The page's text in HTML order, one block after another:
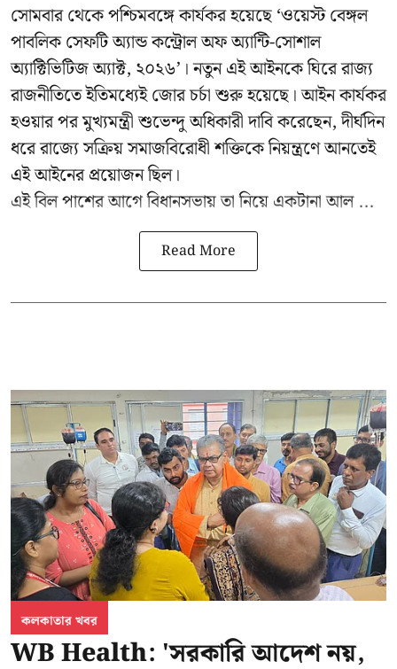
সোমবার থেকে পশ্চিমবঙ্গে কার্যকর হয়েছে ‘ওয়েস্ট বেঙ্গল
পাবলিক সেফটি অ্যান্ড কন্ট্রোল অফ অ্যান্টি-সোশাল
অ্যাক্টিভিটিজ অ্যাক্ট, ২০২৬’। নতুন এই আইনকে ঘিরে রাজ্য
রাজনীতিতে ইতিমধ্যেই জোর চর্চা শুরু হয়েছে। আইন কার্যকর
হওয়ার পর মুখ্যমন্ত্রী শুভেন্দু অধিকারী দাবি করেছেন, দীর্ঘদিন
ধরে রাজ্যে সক্রিয় সমাজবিরোধী শক্তিকে নিয়ন্ত্রণে আনতেই
এই আইনের প্রয়োজন ছিল।
এই বিল পাশের আগে বিধানসভায় তা নিয়ে একটানা আল ...
Read More
কলকাতার খবর
WB Health: 'সরকারি আদেশ নয়,